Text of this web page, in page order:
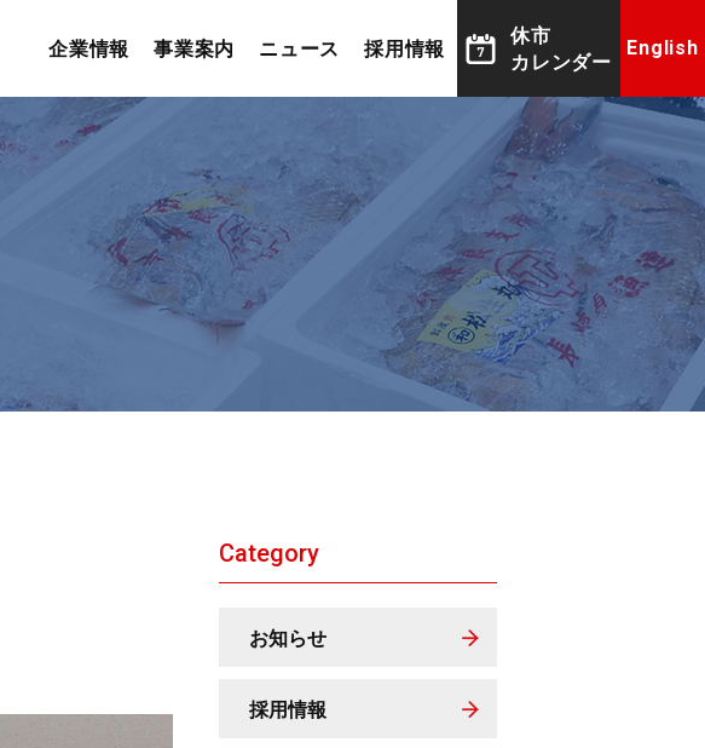
企業情報 事業案内 ニュース 採用情報
休市
カレンダー
English
Category
お知らせ
採用情報